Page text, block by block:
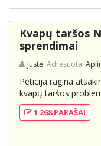
Kvapų taršos
sprendimai
Justė. Adresuota:
Peticija ragina
kvapų taršos
buitinių atliekų
skundžiasi
1 268 PARAŠAI